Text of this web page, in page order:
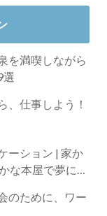
を満喫しながら
選
、仕事しよう！
ーション | 家か
な本屋で夢に近
のために、ワー